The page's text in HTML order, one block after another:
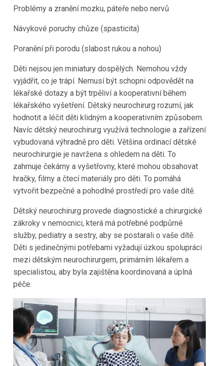
Problémy a zranění mozku, páteře nebo nervů
Návykové poruchy chůze (spasticita)
Poranění při porodu (slabost rukou a nohou)
Děti nejsou jen miniatury dospělých. Nemohou vždy
vyjádřit, co je trápí. Nemusí být schopni odpovědět na
lékařské dotazy a být trpěliví a kooperativní během
lékařského vyšetření. Dětský neurochirurg rozumí, jak
hodnotit a léčit děti klidným a kooperativním způsobem.
Navíc dětský neurochirurg využívá technologie a zařízení
vybudovaná výhradně pro děti. Většina ordinací dětské
neurochirurgie je navržena s ohledem na děti. To
zahrnuje čekárny a vyšetřovny, které mohou obsahovat
hračky, filmy a čtecí materiály pro děti. To pomáhá
vytvořit bezpečné a pohodlné prostředí pro vaše dítě.
Dětský neurochirurg provede diagnostické a chirurgické
zákroky v nemocnici, která má potřebné podpůrné
služby, pediatry a sestry, aby se postarali o vaše dítě.
Děti s jedinečnými potřebami vyžadují úzkou spolupráci
mezi dětským neurochirurgem, primárním lékařem a
specialistou, aby byla zajištěna koordinovaná a úplná
péče.